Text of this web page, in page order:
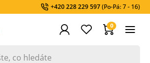
+420 228 229 597(Po-Pá: 7 - 16)
0